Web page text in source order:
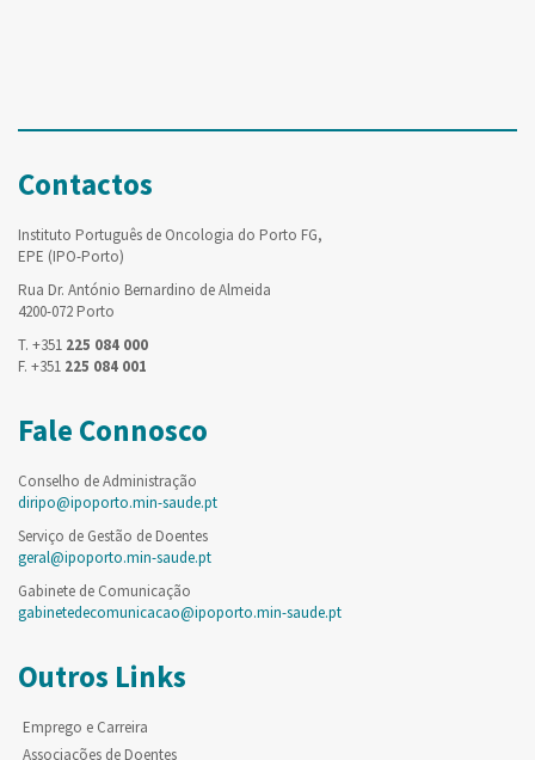
Contactos
Instituto Português de Oncologia do Porto FG,
EPE (IPO-Porto)
Rua Dr. António Bernardino de Almeida
4200-072 Porto
T. +351 225 084 000
F. +351 225 084 001
Fale Connosco
Conselho de Administração
diripo@ipoporto.min-saude.pt
Serviço de Gestão de Doentes
geral@ipoporto.min-saude.pt
Gabinete de Comunicação
gabinetedecomunicacao@ipoporto.min-saude.pt
Outros Links
Emprego e Carreira
Associações de Doentes